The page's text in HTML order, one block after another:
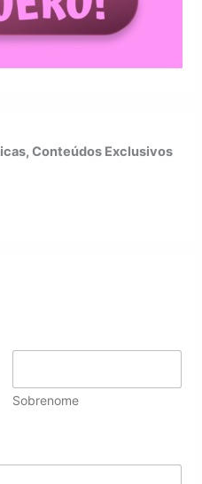
Conteúdos Exclusivos
Sobrenome